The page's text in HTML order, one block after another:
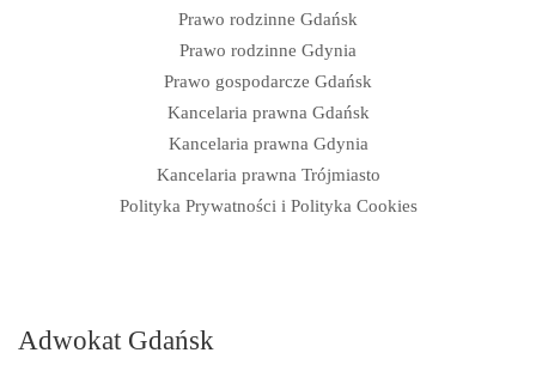
Prawo rodzinne Gdańsk
Prawo rodzinne Gdynia
Prawo gospodarcze Gdańsk
Kancelaria prawna Gdańsk
Kancelaria prawna Gdynia
Kancelaria prawna Trójmiasto
Polityka Prywatności i Polityka Cookies
Adwokat Gdańsk